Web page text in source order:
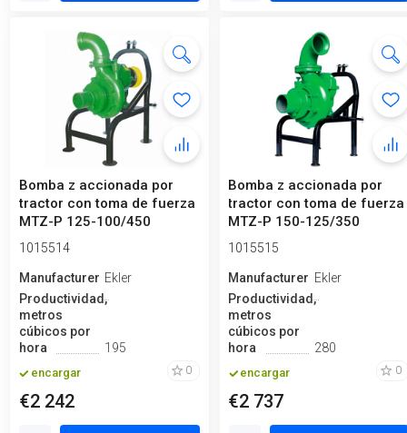
Bomba z accionada por
tractor con toma de fuerza
MTZ-P 125-100/450
1015514
ManufactureroEkler
Productividad,
metros
cúbicos por
hora
195
encargar 0
€2 242
Bomba z accionada por
tractor con toma de fuerza
MTZ-P 150-125/350
1015515
ManufactureroEkler
Productividad,
metros
cúbicos por
hora
280
encargar 0
€2 737